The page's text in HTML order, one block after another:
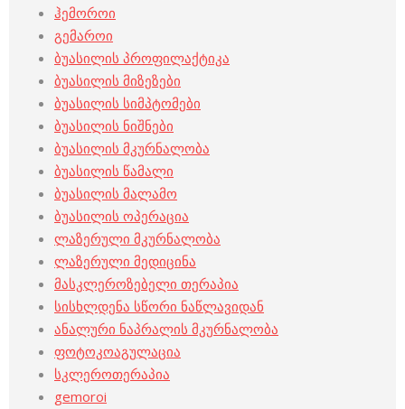
ჰემოროი
გემაროი
ბუასილის პროფილაქტიკა
ბუასილის მიზეზები
ბუასილის სიმპტომები
ბუასილის ნიშნები
ბუასილის მკურნალობა
ბუასილის წამალი
ბუასილის მალამო
ბუასილის ოპერაცია
ლაზერული მკურნალობა
ლაზერული მედიცინა
მასკლეროზებელი თერაპია
სისხლდენა სწორი ნაწლავიდან
ანალური ნაპრალის მკურნალობა
ფოტოკოაგულაცია
სკლეროთერაპია
gemoroi